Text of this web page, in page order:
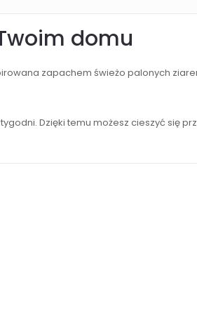
domu
zapachem świeżo palonych
Dzięki temu możesz cieszyć się